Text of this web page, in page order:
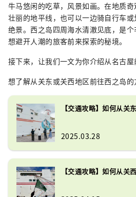
牛马悠闲的吃草，风景如画。在地质
壮丽的地平线，也可以一边骑自行车
绝景。西之岛四周海水清澈见底，是
想避开人潮的旅客前来探索的秘境。
接下来，让我们一文为你介绍从名古屋
想了解从关东或关西地区前往西之岛的
【交通攻略】如何从关
2025.03.28
【交通攻略】如何从关